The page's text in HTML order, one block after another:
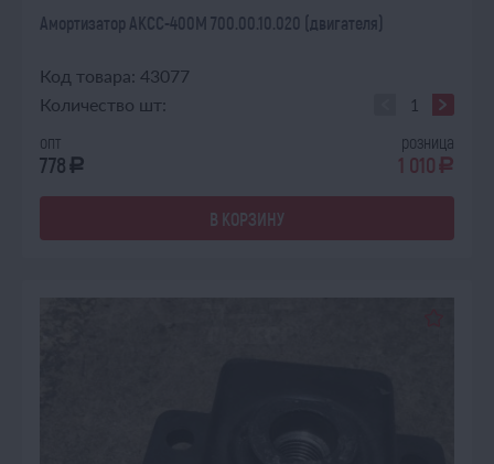
Амортизатор АКСС-400М 700.00.10.020 (двигателя)
Код товара: 43077
Количество шт:
опт
778 a
розница
1 010 a
В КОРЗИНУ